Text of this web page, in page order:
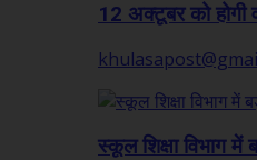
12 अक्टूबर को होगी
स्कूल शिक्षा विभाग